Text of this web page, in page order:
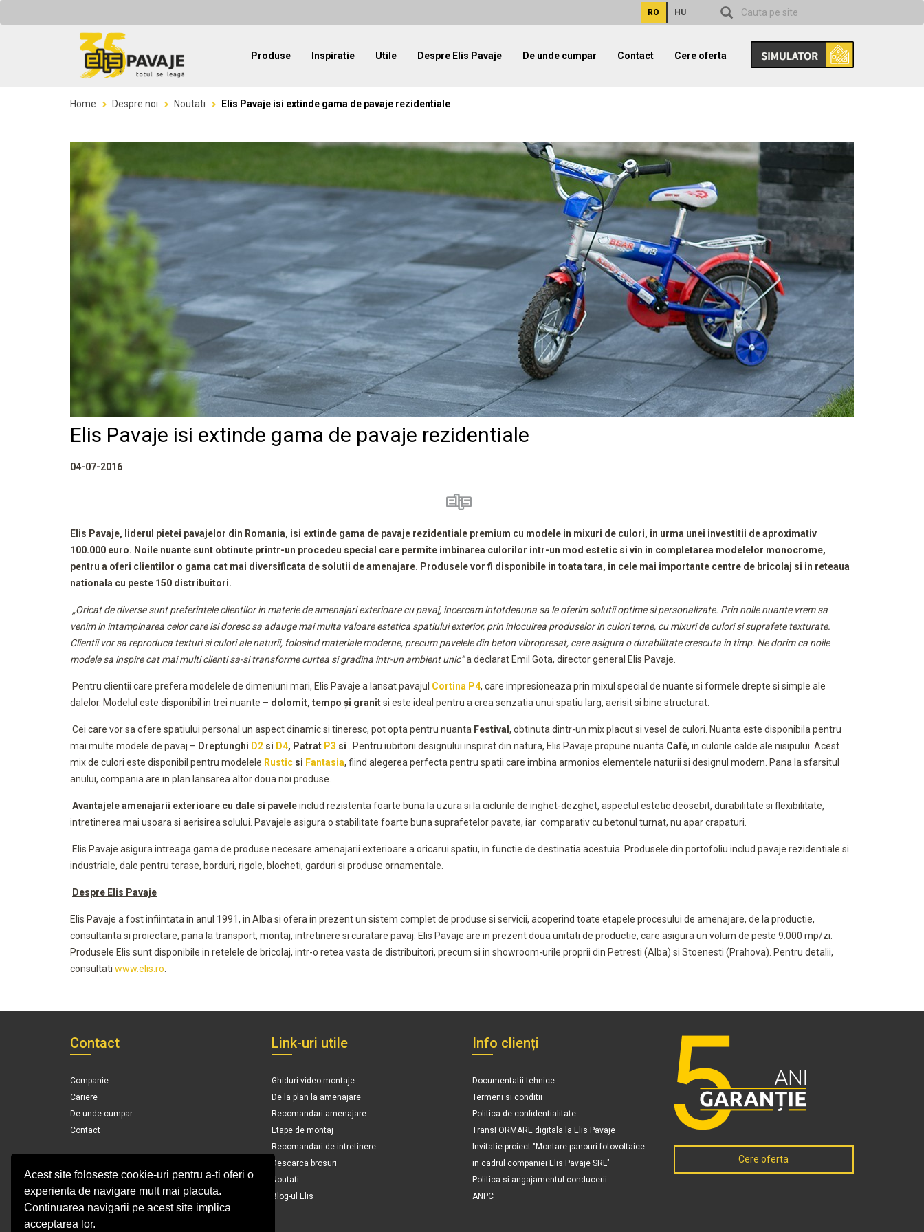
Acest site foloseste cookie-uri pentru a-ti oferi o
experienta de navigare mult mai placuta.
Continuarea navigarii pe acest site implica
acceptarea lor.
RO HU
Produse Inspiratie Utile Despre Elis Pavaje De unde cumpar Contact Cere oferta
Home Despre noi Noutati Elis Pavaje isi extinde gama de pavaje rezidentiale
Elis Pavaje isi extinde gama de pavaje rezidentiale
04-07-2016
Elis Pavaje, liderul pietei pavajelor din Romania, isi extinde gama de pavaje rezidentiale premium cu modele in mixuri de culori, in urma unei investitii de aproximativ
100.000 euro. Noile nuante sunt obtinute printr-un procedeu special care permite imbinarea culorilor intr-un mod estetic si vin in completarea modelelor monocrome,
pentru a oferi clientilor o gama cat mai diversificata de solutii de amenajare. Produsele vor fi disponibile in toata tara, in cele mai importante centre de bricolaj si in reteaua
nationala cu peste 150 distribuitori.
„Oricat de diverse sunt preferintele clientilor in materie de amenajari exterioare cu pavaj, incercam intotdeauna sa le oferim solutii optime si personalizate. Prin noile nuante vrem sa
venim in intampinarea celor care isi doresc sa adauge mai multa valoare estetica spatiului exterior, prin inlocuirea produselor in culori terne, cu mixuri de culori si suprafete texturate.
Clientii vor sa reproduca texturi si culori ale naturii, folosind materiale moderne, precum pavelele din beton vibropresat, care asigura o durabilitate crescuta in timp. Ne dorim ca noile
modele sa inspire cat mai multi clienti sa-si transforme curtea si gradina intr-un ambient unic”a declarat Emil Gota, director general Elis Pavaje.
Pentru clientii care prefera modelele de dimeniuni mari, Elis Pavaje a lansat pavajul Cortina P4, care impresioneaza prin mixul special de nuante si formele drepte si simple ale
dalelor. Modelul este disponibil in trei nuante – dolomit, tempo și granitsi este ideal pentru a crea senzatia unui spatiu larg, aerisit si bine structurat.
Cei care vor sa ofere spatiului personal un aspect dinamic si tineresc, pot opta pentru nuanta Festival , obtinuta dintr-un mix placut si vesel de culori. Nuanta este disponibila pentru
mai multe modele de pavaj – Dreptunghi D2 si D4, Patrat P3 si . Pentru iubitorii designului inspirat din natura, Elis Pavaje propune nuanta Café, in culorile calde ale nisipului. Acest
mix de culori este disponibil pentru modelele Rustic si Fantasia, fiind alegerea perfecta pentru spatii care imbina armonios elementele naturii si designul modern. Pana la sfarsitul
anului, compania are in plan lansarea altor doua noi produse.
Avantajele amenajarii exterioare cu dale si paveleinclud rezistenta foarte buna la uzura si la ciclurile de inghet-dezghet, aspectul estetic deosebit, durabilitate si flexibilitate,
intretinerea mai usoara si aerisirea solului. Pavajele asigura o stabilitate foarte buna suprafetelor pavate, iar comparativ cu betonul turnat, nu apar crapaturi.
Elis Pavaje asigura intreaga gama de produse necesare amenajarii exterioare a oricarui spatiu, in functie de destinatia acestuia. Produsele din portofoliu includ pavaje rezidentiale si
industriale, dale pentru terase, borduri, rigole, blocheti, garduri si produse ornamentale.
Despre Elis Pavaje
Elis Pavaje a fost infiintata in anul 1991, in Alba si ofera in prezent un sistem complet de produse si servicii, acoperind toate etapele procesului de amenajare, de la productie,
consultanta si proiectare, pana la transport, montaj, intretinere si curatare pavaj. Elis Pavaje are in prezent doua unitati de productie, care asigura un volum de peste 9.000 mp/zi.
Produsele Elis sunt disponibile in retelele de bricolaj, intr-o retea vasta de distribuitori, precum si in showroom-urile proprii din Petresti (Alba) si Stoenesti (Prahova). Pentru detalii,
consultati www.elis.ro
Contact
Companie
Cariere
De unde cumpar
Contact
Link-uri utile
Ghiduri video montaje
De la plan la amenajare
Recomandari amenajare
Etape de montaj
Recomandari de intretinere
Descarca brosuri
Noutati
Blog-ul Elis
Info clienți
Documentatii tehnice
Termeni si conditii
Politica de confidentialitate
TransFORMARE digitala la Elis Pavaje
Invitatie proiect "Montare panouri fotovoltaice
in cadrul companiei Elis Pavaje SRL"
Politica si angajamentul conducerii
ANPC
Cere oferta